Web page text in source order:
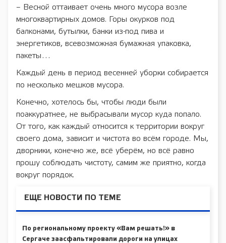
– Весной оттаивает очень много мусора возле
многоквартирных домов. Горы окурков под
балконами, бутылки, банки из-под пива и
энергетиков, всевозможная бумажная упаковка,
пакеты…
Каждый день в период весенней уборки собирается
по несколько мешков мусора.
Конечно, хотелось бы, чтобы люди были
поаккуратнее, не выбрасывали мусор куда попало.
От того, как каждый относится к территории вокруг
своего дома, зависит и чистота во всём городе. Мы,
дворники, конечно же, всё уберём, но всё равно
прошу соблюдать чистоту, самим же приятно, когда
вокруг порядок.
ЕЩЕ НОВОСТИ ПО ТЕМЕ
По региональному проекту «Вам решать!» в
Сергаче заасфальтировали дороги на улицах